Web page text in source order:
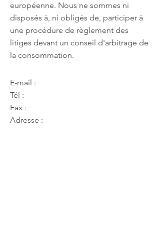
européenne. Nous ne sommes ni
disposés à, ni obligés de, participer à
une procédure de règlement des
litiges devant un conseil d'arbitrage de
la consommation.
E-mail :
Tél :
Fax :
Adresse :